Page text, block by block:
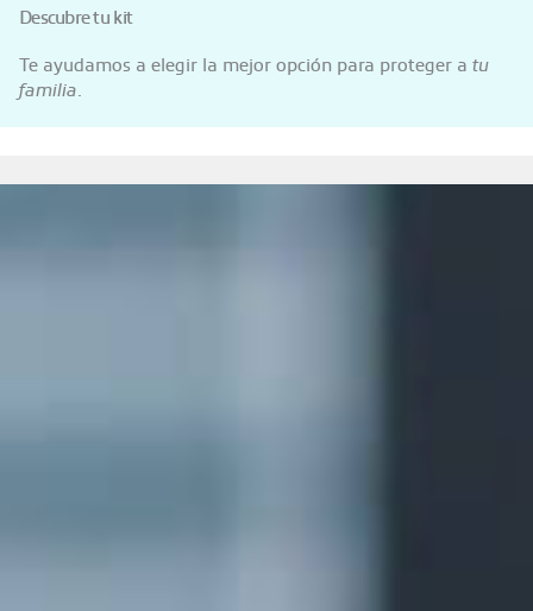
Descubre tu kit
Te ayudamos a elegir la mejor opción para proteger a tu
familia.